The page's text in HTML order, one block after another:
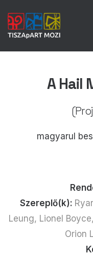
A Hail
magyarul
Szereplő(k):
Leung, Lionel
Orion